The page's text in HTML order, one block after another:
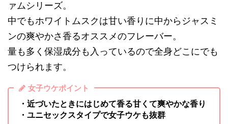
ァムシリーズ。
中でもホワイトムスクは甘い香りに中からジャスミ
ンの爽やかさ香るオススメのフレーバー。
量も多く保湿成分も入っているので全身どこにでも
つけられます。
女子ウケポイント
・近づいたときにはじめて香る甘くて爽やかな香り
・ユニセックスタイプで女子ウケも抜群